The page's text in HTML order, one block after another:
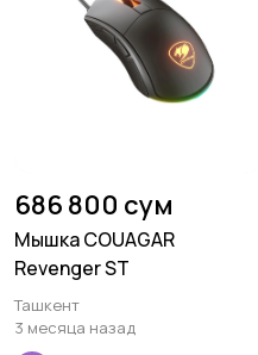
686 800 сум
Мышка COUAGAR
Revenger ST
Ташкент
3 месяца назад